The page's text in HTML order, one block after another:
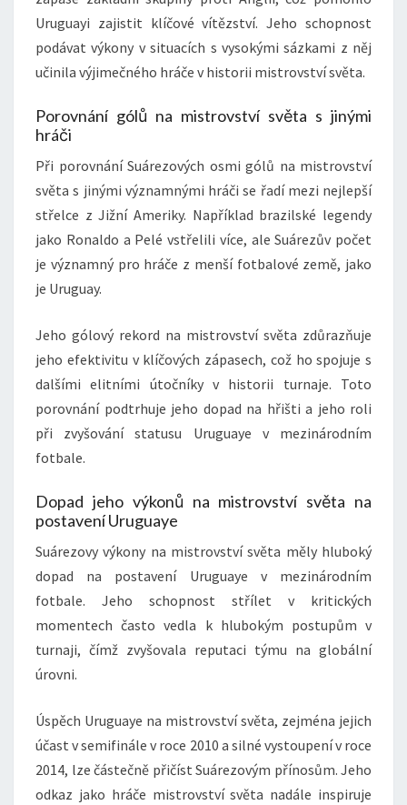
Uruguayi zajistit klíčové vítězství. Jeho schopnost
podávat výkony v situacích s vysokými sázkami z něj
učinila výjimečného hráče v historii mistrovství světa.
Porovnání gólů na mistrovství světa s jinými
hráči
Při porovnání Suárezových osmi gólů na mistrovství
světa s jinými významnými hráči se řadí mezi nejlepší
střelce z Jižní Ameriky. Například brazilské legendy
jako Ronaldo a Pelé vstřelili více, ale Suárezův počet
je významný pro hráče z menší fotbalové země, jako
je Uruguay.
Jeho gólový rekord na mistrovství světa zdůrazňuje
jeho efektivitu v klíčových zápasech, což ho spojuje s
dalšími elitními útočníky v historii turnaje. Toto
porovnání podtrhuje jeho dopad na hřišti a jeho roli
při zvyšování statusu Uruguaye v mezinárodním
fotbale.
Dopad jeho výkonů na mistrovství světa na
postavení Uruguaye
Suárezovy výkony na mistrovství světa měly hluboký
dopad na postavení Uruguaye v mezinárodním
fotbale. Jeho schopnost střílet v kritických
momentech často vedla k hlubokým postupům v
turnaji, čímž zvyšovala reputaci týmu na globální
úrovni.
Úspěch Uruguaye na mistrovství světa, zejména jejich
účast v semifinále v roce 2010 a silné vystoupení v roce
2014, lze částečně přičíst Suárezovým přínosům. Jeho
odkaz jako hráče mistrovství světa nadále inspiruje